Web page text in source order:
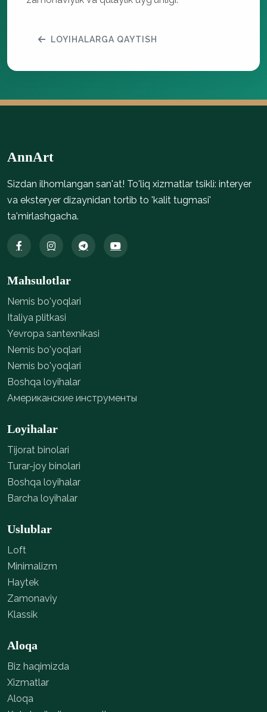
LOYIHALARGA QAYTISH
AnnArt
Sizdan ilhomlangan san'at! To'liq xizmatlar tsikli: interyer
va eksteryer dizaynidan tortib to 'kalit tugmasi'
ta'mirlashgacha.
Mahsulotlar
Nemis bo'yoqlari
Italiya plitkasi
Yevropa santexnikasi
Nemis bo'yoqlari
Nemis bo'yoqlari
Boshqa loyihalar
Американские инструменты
Loyihalar
Tijorat binolari
Turar-joy binolari
Boshqa loyihalar
Barcha loyihalar
Uslublar
Loft
Minimalizm
Haytek
Zamonaviy
Klassik
Aloqa
Biz haqimizda
Xizmatlar
Aloqa